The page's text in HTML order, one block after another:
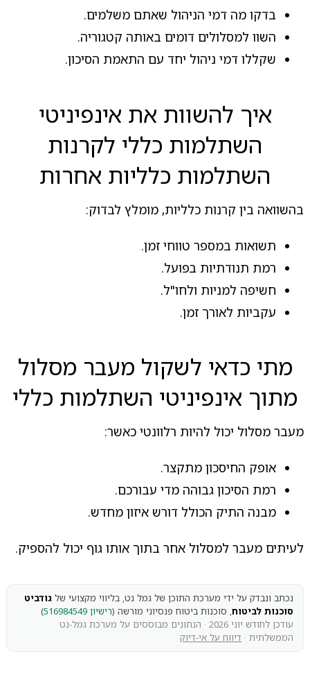
בדקו מה דמי הניהול שאתם משלמים.
השוו למסלולים דומים באותה קטגוריה.
שקללו דמי ניהול יחד עם התאמת הסיכון.
איך להשוות את אינפיניטי
השתלמות כללי לקרנות
השתלמות כלליות אחרות
בהשוואה בין קרנות כלליות, מומלץ לבדוק:
תשואות במספר טווחי זמן.
רמת תנודתיות בפועל.
חשיפה למניות ולחו"ל.
עקביות לאורך זמן.
מתי כדאי לשקול מעבר מסלול
מתוך אינפיניטי השתלמות כללי
מעבר מסלול יכול להיות רלוונטי כאשר:
אופק החיסכון מתקצר.
רמת הסיכון גבוהה מדי עבורכם.
מבנה התיק הכולל דורש איזון מחדש.
לעיתים מעבר למסלול אחר בתוך אותו גוף יכול להספיק.
נכתב ונבדק על ידי מערכת התוכן של גמל נט, בליווי מקצועי של גודביט
סוכנות לביטוח, סוכנות ביטוח פנסיוני מורשה (רישיון 516984549
)
עודכן לחודש יוני 2026 · הנתונים מבוססים על מערכת גמל-נט
הממשלתית · דיווח על אי-דיוק